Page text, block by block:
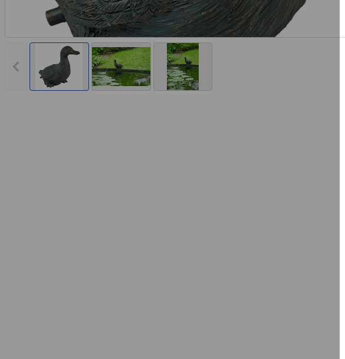
Vorheriges Bild anzeigen